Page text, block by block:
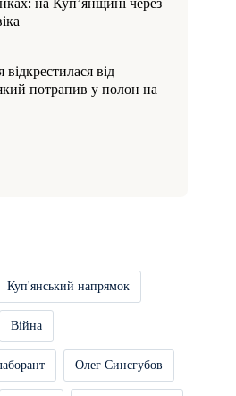
на Куп’янщині через
від
потрапив у полон на
Куп'янський напрямок
Війна
Олег Синєгубов